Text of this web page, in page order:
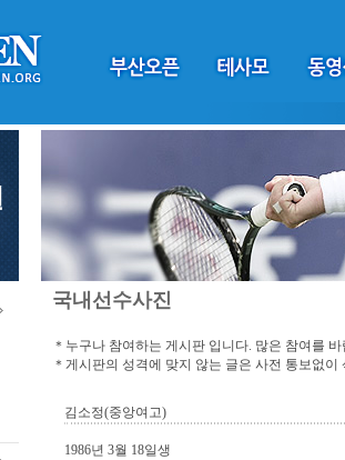
국내선수사진
＊누구나 참여하는 게시판 입니다. 많은 참여를
＊게시판의 성격에 맞지 않는 글은 사전 통보없이
김소정(중앙여고)
1986년 3월 18일생